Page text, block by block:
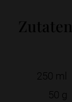
Zutaten
250 ml
50 g